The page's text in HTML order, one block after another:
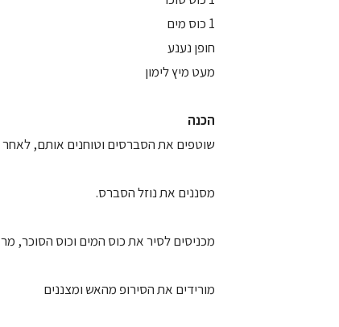
1 כוס מים
חופן נענע
מעט מיץ לימון
הכנה
שוטפים את הסברסים וטוחנים אותם, לאחר
מסננים את נוזל הסברס.
מכניסים לסיר את כוס המים וכוס הסוכר,
מורידים את הסירופ מהאש ומצננים